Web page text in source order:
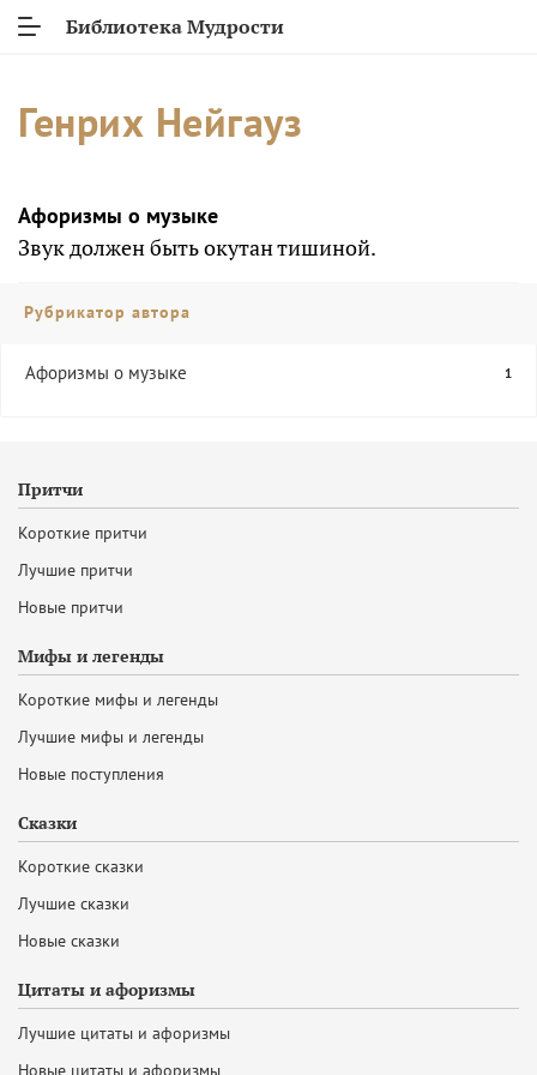
Библиотека Мудрости
Генрих Нейгауз
Афоризмы о музыке
Звук должен быть окутан тишиной.
Рубрикатор автора
Афоризмы о музыке 1
Притчи
Короткие притчи
Лучшие притчи
Новые притчи
Мифы и легенды
Короткие мифы и легенды
Лучшие мифы и легенды
Новые поступления
Сказки
Короткие сказки
Лучшие сказки
Новые сказки
Цитаты и афоризмы
Лучшие цитаты и афоризмы
Новые цитаты и афоризмы